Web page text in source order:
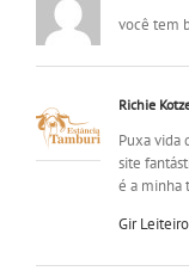
você tem
Richie
Puxa vida
site
é a minha
Gir Leiteiro